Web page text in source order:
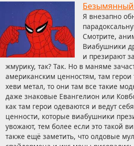
Безымянный
Я внезапно
Смотрите,
Виабушники
и презирают
жмурику, так? Так. Но в маняме
американским ценностям, там герои
хеви метал, то они там все такие
даже знаковые Евангелион или
как там герои одеваются и ведут
ценности, которые виабушники
увожают, тем более если это такой
также ещё заметить, что олдовые